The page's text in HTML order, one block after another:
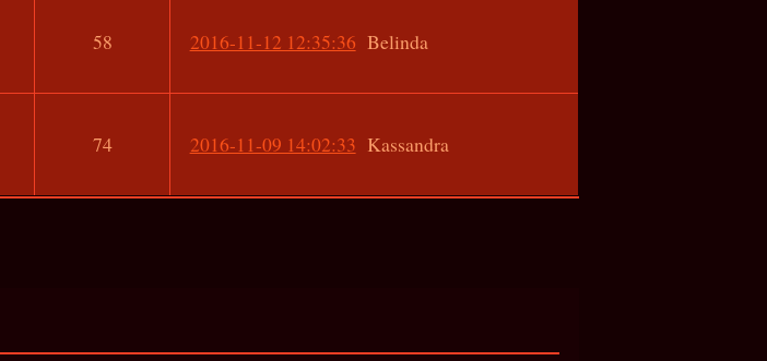
58 2016-11-12 12:35:36 Belinda
74 2016-11-09 14:02:33 Kassandra